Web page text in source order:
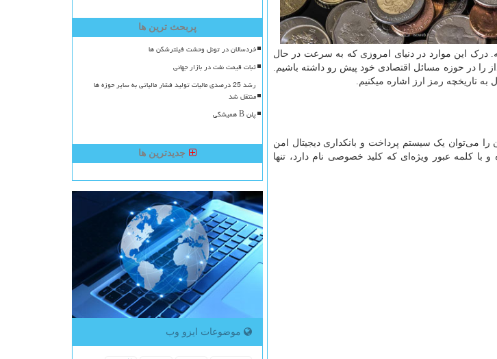
درک این موارد در دنیای امروزی که به سرعت در حال
را در حوزه مسائل اقتصادی خود پیش رو داشته باشیم.
به تاریخچه رمز ارز اشاره می­کنیم.
را می‌توان یک سیستم پرداخت و بانکداری دیجیتال امن
با کلمه عبور ویژه‌ای که کلید خصوصی نام دارد، تنها
پربحث ترین ها
خردسالان در تونل وحشت فیلترشکن ها
ثبات قیمت نفت در بازار جهانی
رشد 25 درصدی مالیات تولید فشار مالیاتی به سایر حوزه ها
منتقل شد
پلن B همیشگی
جدیدترین ها
موضوعات ایزو وب